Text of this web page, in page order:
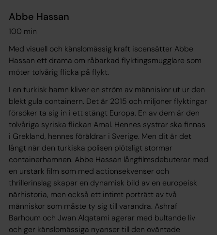
Abbe Hassan
100 min
Med visuell och känslomässig kraft iscensätter Abbe
Hassan ett drama om råbarkad flyktingsmugglare som
möter tolvårig flicka på flykt.
I en turkisk hamn kliver en ström av människor ut ur den
blekt gula containern. Det är 2015 och miljoner flyktingar
försöker ta sig in i ett stängt Europa. En av dem är den
tolvåriga syriska flickan Amal. Hennes systrar ska finnas
i Grekland, hennes föräldrar i Sverige. Men dit är det
långt när den turkiska polisen plötsligt stormar
containerhamnen. Abbe Hassan långfilmsdebuterar med
en urstark film som med actionsekvenser och
thrillerinslag skapar en dynamisk bild av en europeisk
närhistoria, men också ett intimt porträtt av två
människor som måste ty sig till varandra. Ashraf
Barhoum och Jwan Alqatami agerar med bultande liv
och ger känslomässiga nyanser till den oväntade